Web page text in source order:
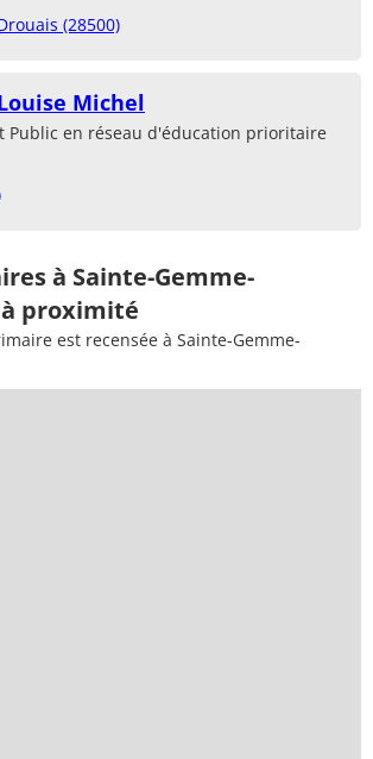
(28500)
Michel
Public en réseau d'éducation prioritaire
à Sainte-Gemme-
proximité
est recensée à Sainte-Gemme-